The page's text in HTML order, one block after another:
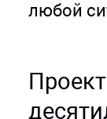
любой